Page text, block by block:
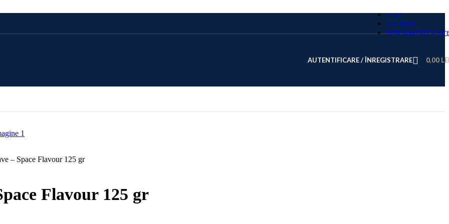
BLOG
CONTACT
ÎNTREBĂRI
AUTENTIFICARE / ÎNREGISTRARE 0,00
500 LEI
– Space Flavour 125 gr
Flavour 125 gr